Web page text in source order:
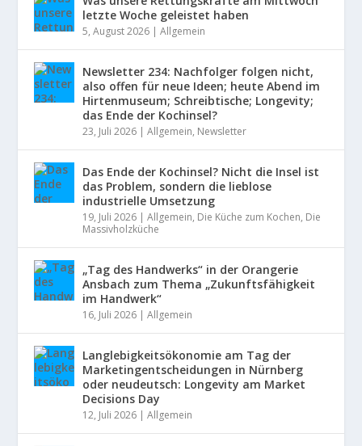
letzte Woche geleistet haben
5, August 2026 |Allgemein
Newsletter 234: Nachfolger folgen nicht,
also offen für neue Ideen; heute Abend im
Hirtenmuseum; Schreibtische; Longevity;
das Ende der Kochinsel?
23, Juli 2026 |Allgemein, Newsletter
Das Ende der Kochinsel? Nicht die Insel ist
das Problem, sondern die lieblose
industrielle Umsetzung
19, Juli 2026 |Allgemein, Die Küche zum Kochen, Die
Massivholzküche
„Tag des Handwerks“ in der Orangerie
Ansbach zum Thema „Zukunftsfähigkeit
im Handwerk“
16, Juli 2026 |Allgemein
Langlebigkeitsökonomie am Tag der
Marketingentscheidungen in Nürnberg
oder neudeutsch: Longevity am Market
Decisions Day
12, Juli 2026 |Allgemein